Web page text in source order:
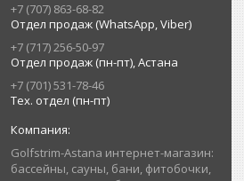
+7 (707) 863-68-82
Отдел продаж (WhatsApp, Viber)
+7 (717) 256-50-97
Отдел продаж (пн-пт), Астана
+7 (701) 531-78-46
Тех. отдел (пн-пт)
Golfstrim-Astana интернет-магазин:
бассейны, сауны, бани, фитобочки,